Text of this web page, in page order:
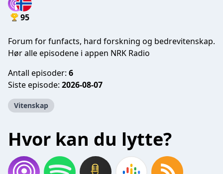
95
Forum for funfacts, hard forskning og bedrevitenskap.
Hør alle episodene i appen NRK Radio
Antall episoder: 6
Siste episode: 2026-08-07
Vitenskap
Hvor kan du lytte?